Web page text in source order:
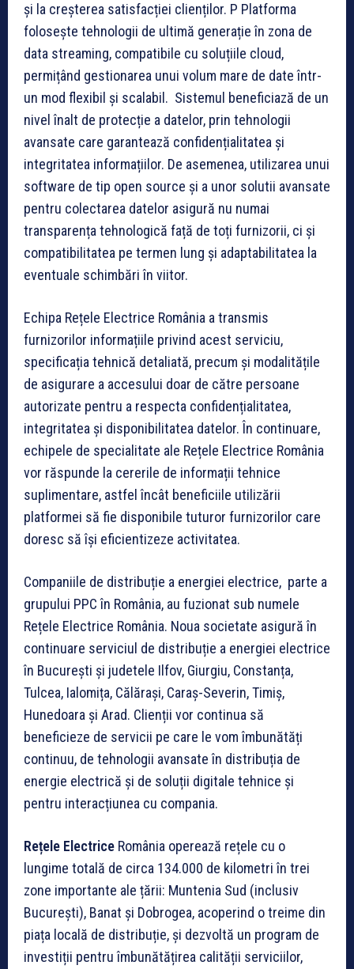
și la creșterea satisfacției clienților. P Platforma
folosește tehnologii de ultimă generație în zona de
data streaming, compatibile cu soluțiile cloud,
permițând gestionarea unui volum mare de date într-
un mod flexibil și scalabil. Sistemul beneficiază de un
nivel înalt de protecție a datelor, prin tehnologii
avansate care garantează confidențialitatea și
integritatea informațiilor. De asemenea, utilizarea unui
software de tip open source și a unor solutii avansate
pentru colectarea datelor asigură nu numai
transparența tehnologică față de toți furnizorii, ci și
compatibilitatea pe termen lung și adaptabilitatea la
eventuale schimbări în viitor.
Echipa Rețele Electrice România a transmis
furnizorilor informațiile privind acest serviciu,
specificația tehnică detaliată, precum și modalitățile
de asigurare a accesului doar de către persoane
autorizate pentru a respecta confidențialitatea,
integritatea și disponibilitatea datelor. În continuare,
echipele de specialitate ale Rețele Electrice România
vor răspunde la cererile de informații tehnice
suplimentare, astfel încât beneficiile utilizării
platformei să fie disponibile tuturor furnizorilor care
doresc să își eficientizeze activitatea.
Companiile de distribuție a energiei electrice, parte a
grupului PPC în România, au fuzionat sub numele
Rețele Electrice România. Noua societate asigură în
continuare serviciul de distribuție a energiei electrice
în București și judetele Ilfov, Giurgiu, Constanța,
Tulcea, Ialomița, Călărași, Caraș-Severin, Timiș,
Hunedoara și Arad. Clienții vor continua să
beneficieze de servicii pe care le vom îmbunătăți
continuu, de tehnologii avansate în distribuția de
energie electrică și de soluții digitale tehnice și
pentru interacțiunea cu compania.
Rețele Electrice România operează rețele cu o
lungime totală de circa 134.000 de kilometri în trei
zone importante ale țării: Muntenia Sud (inclusiv
București), Banat și Dobrogea, acoperind o treime din
piața locală de distribuție, și dezvoltă un program de
investiții pentru îmbunătățirea calității serviciilor,